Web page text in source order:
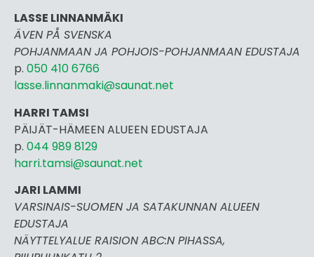
LASSE LINNANMÄKI
ÄVEN PÅ SVENSKA
POHJANMAAN JA POHJOIS-POHJANMAAN EDUSTAJA
p. 050 410 6766
lasse.linnanmaki@saunat.net
HARRI TAMSI
PÄIJÄT-HÄMEEN ALUEEN EDUSTAJA
p. 044 989 8129
harri.tamsi@saunat.net
JARI LAMMI
VARSINAIS-SUOMEN JA SATAKUNNAN ALUEEN
EDUSTAJA
NÄYTTELYALUE RAISION ABC:N PIHASSA,